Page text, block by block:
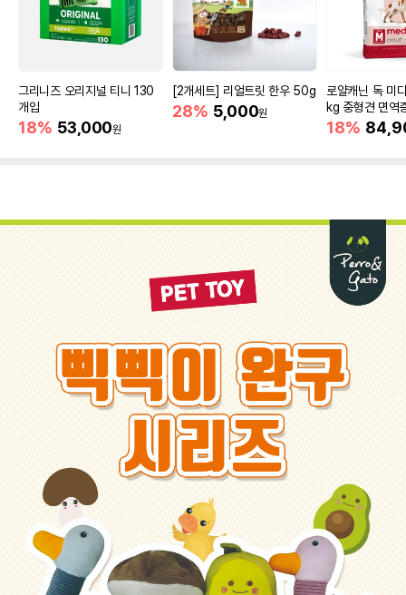
그리니즈 오리지널 티니 130
개입
18% 53,000원
[2개세트] 리얼트릿 한우 50g
28% 5,000원
로얄캐닌 독 미
kg 중형견 면역
18%